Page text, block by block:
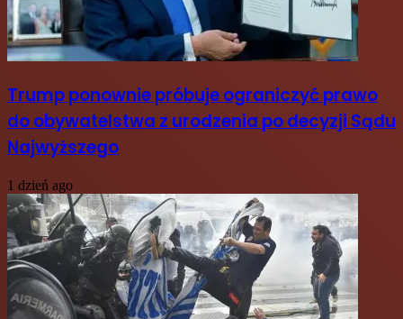
Trump ponownie próbuje ograniczyć prawo
do obywatelstwa z urodzenia po decyzji Sądu
Najwyższego
1 dzień ago